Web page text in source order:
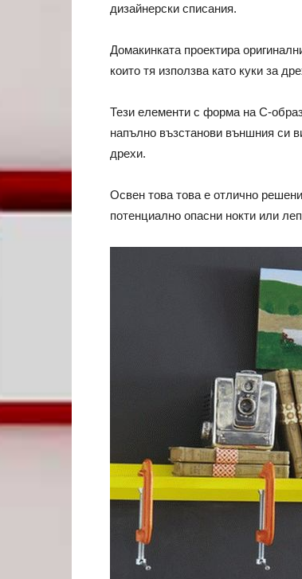
дизайнерски списания.
Домакинката проектира
които тя използва като куки за
Тези елементи с форма на С-
напълно възстанови външния си
дрехи.
Освен това това е отлично
потенциално опасни нокти или